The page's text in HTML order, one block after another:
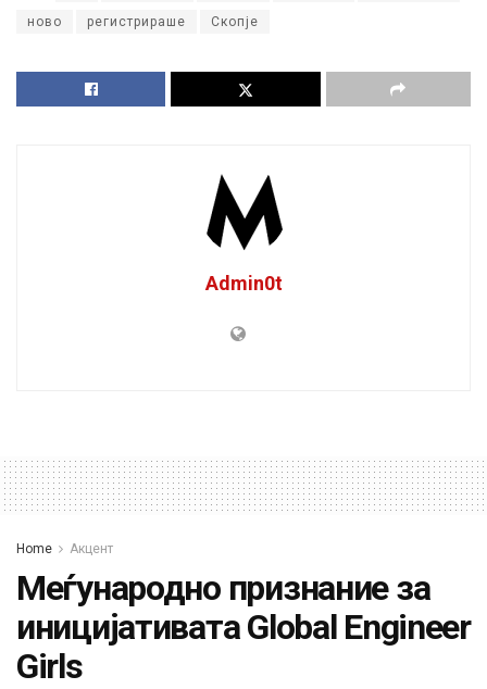
ново регистрираше Скопје
Admin0t
Home Акцент
Меѓународно признание за
иницијативата Global Engineer
Girls